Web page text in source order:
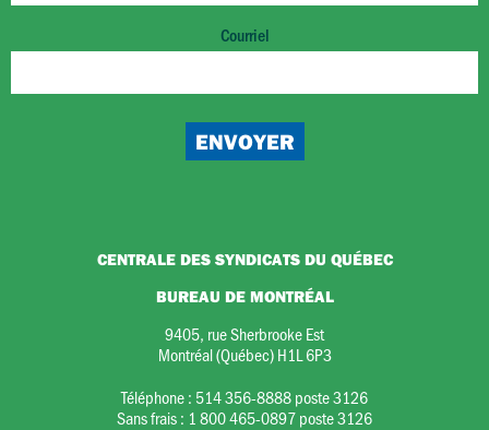
Courriel
CENTRALE DES SYNDICATS DU QUÉBEC
BUREAU DE MONTRÉAL
9405, rue Sherbrooke Est
Montréal (Québec) H1L 6P3
Téléphone : 514 356-8888 poste 3126
Sans frais : 1 800 465-0897 poste 3126